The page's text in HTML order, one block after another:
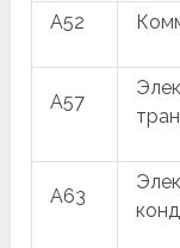
A52
A57
A63